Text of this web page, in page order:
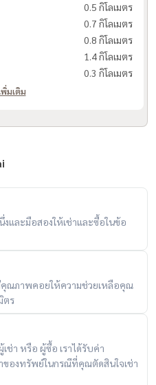
ห์น
ร
ตุจักร
โดยทีมงานมืออาชีพ ** ฟรีทุกค่าใช้
0.5 กิโลเมตร
0.7 กิโลเมตร
0.8 กิโลเมตร
1.4 กิโลเมตร
0.3 กิโลเมตร
มเติม
และมือสองให้เช่าและซื้อในข้อ
ณภาพคอยให้ความช่วยเหลือคุณ
ตร
ช่า หรือ ผู้ซื้อ เราได้รับค่า
ของทรัพย์ในกรณีที่คุณตัดสินใจเช่า